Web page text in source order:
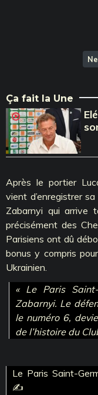
Ça fait la Une
Après le portier
vient d’enregistrer sa
Zabarnyi qui arrive
précisément des
Parisiens ont dû
bonus y compris
Ukrainien.
« Le Paris
Zabarnyi. Le
le numéro 6,
de l’histoire du
Le Paris Saint-
✍️